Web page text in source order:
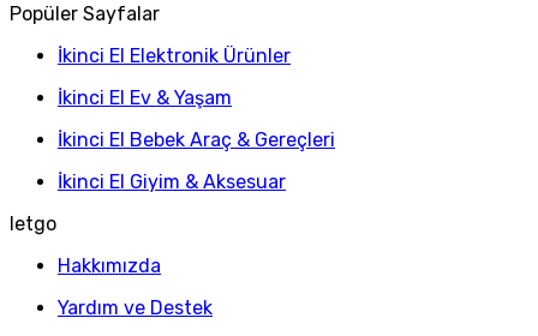
Popüler Sayfalar
İkinci El Elektronik Ürünler
İkinci El Ev & Yaşam
İkinci El Bebek Araç & Gereçleri
İkinci El Giyim & Aksesuar
letgo
Hakkımızda
Yardım ve Destek